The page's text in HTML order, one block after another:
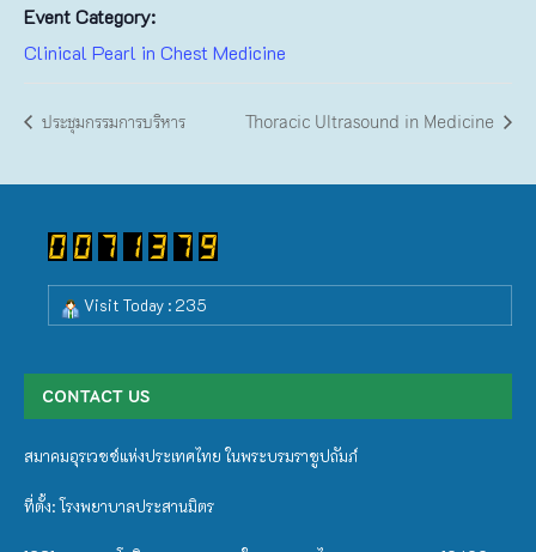
Event Category:
Clinical Pearl in Chest Medicine
ประชุมกรรมการบริหาร Thoracic Ultrasound in Medicine
Visit Today : 235
CONTACT US
สมาคมอุรเวชช์แห่งประเทศไทย ในพระบรมราชูปถัมภ์
ที่ตั้ง: โรงพยาบาลประสานมิตร